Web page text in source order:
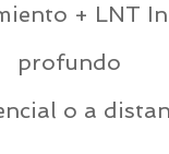
+ LNT
profundo
o a